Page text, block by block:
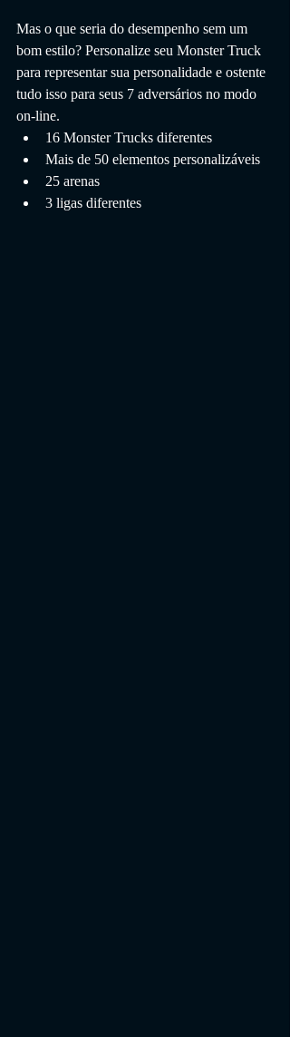
Mas o que seria do desempenho sem um
bom estilo? Personalize seu Monster Truck
para representar sua personalidade e ostente
tudo isso para seus 7 adversários no modo
on-line.
16 Monster Trucks diferentes
Mais de 50 elementos personalizáveis
25 arenas
3 ligas diferentes